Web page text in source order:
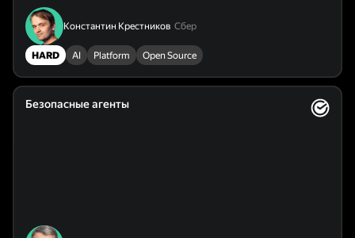
Константин Крестников Сбер
HARD AI Platform Open Source
Безопасные агенты